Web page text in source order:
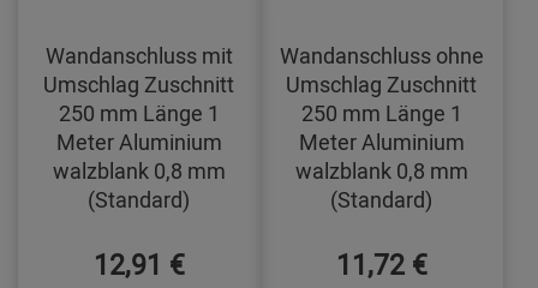
Wandanschluss mit
Umschlag Zuschnitt
250 mm Länge 1
Meter Aluminium
walzblank 0,8 mm
(Standard)
12,91 €
Wandanschluss ohne
Umschlag Zuschnitt
250 mm Länge 1
Meter Aluminium
walzblank 0,8 mm
(Standard)
11,72 €